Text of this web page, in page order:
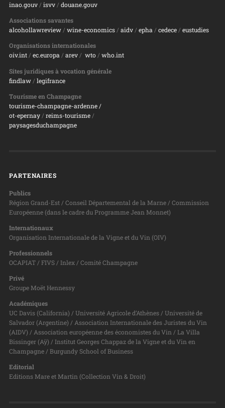
inao.gouv/ isvv/ douane.gouv
Associations savantes
alcohollawreview/ wine-economics/ aidv/ epha/ cedece/ eustudies
Organisations internationales
oiv.int/ ec.europa/ arev/ wto/ who.int
Sites juridiques à vocation générale
findlaw/ legifrance
Tourisme en Champagne
tourisme-champagne-ardenne /
ot-epernay/ reims-tourisme/
paysagesduchampagne
PARTENAIRES
Publics
Région Grand-Est / Conseil Départemental de la Marne / Commission
Européenne (dans le cadre du Programme Jean Monnet)
Internationaux
Organisation Internationale de la Vigne et du Vin (OIV)
Professionnels
OCAPIAT / FIVS / Inlex / Comité Champagne
Privé
Groupe Moët Hennessy
Académiques
UC Davis (California) / Université Agricole d’Athènes / Université de
Salvador (Argentine) / Association Internationale des Juristes du Vin
(AIDV) / Association européenne des économistes du Vin / La Villa
Bissinger (Aÿ) / Institut Georges Chappaz de la Vigne et du Vin en
Champagne / Burgundy School of Business
Editorial
Editions Mare et Martin (Collection Vin & Droit)